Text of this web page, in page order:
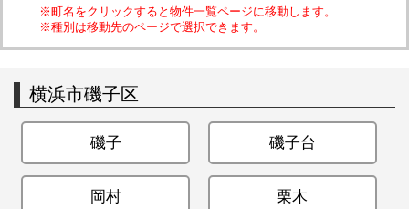
※町名をクリックすると物件一覧ページに移動します。
※種別は移動先のページで選択できます。
横浜市磯子区
磯子 磯子台
岡村 栗木